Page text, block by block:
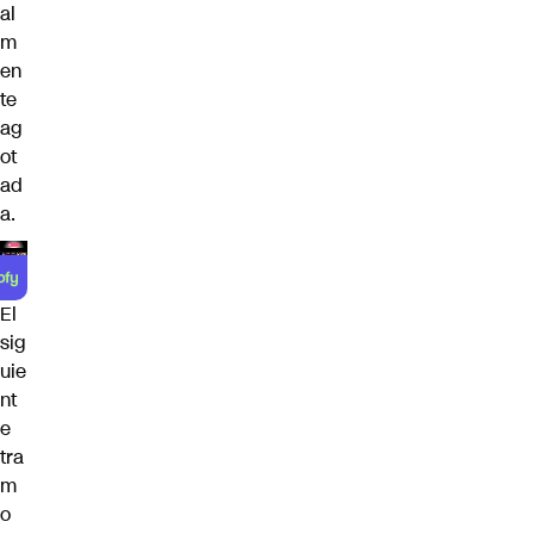
al
m
en
te
ag
ot
ad
a.
El
sig
uie
nt
e
tra
m
o